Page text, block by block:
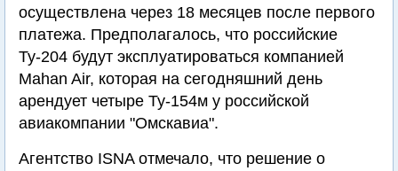
осуществлена через 18 месяцев после первого
платежа. Предполагалось, что российские
Ту-204 будут эксплуатироваться компанией
Mahan Air, которая на сегодняшний день
арендует четыре Ту-154м у российской
авиакомпании "Омскавиа".
Агентство ISNA отмечало, что решение о